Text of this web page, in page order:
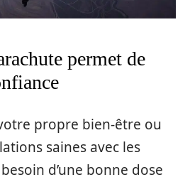
permet de
propre bien-être ou
saines avec les
d’une bonne dose